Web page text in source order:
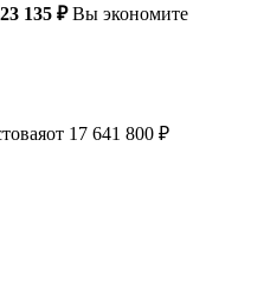
135 ₽Вы экономите
от 17 641 800 ₽